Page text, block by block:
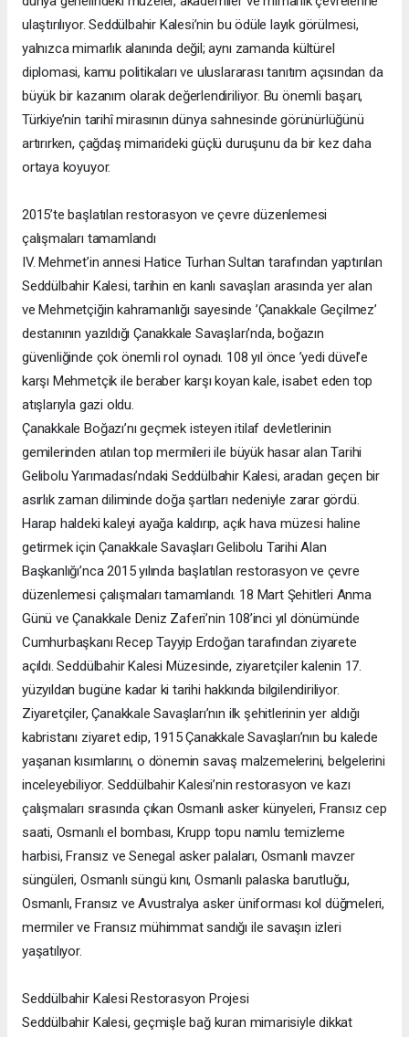
ulaştırılıyor. Seddülbahir Kalesi’nin bu ödüle layık görülmesi,
yalnızca mimarlık alanında değil; aynı zamanda kültürel
diplomasi, kamu politikaları ve uluslararası tanıtım açısından da
büyük bir kazanım olarak değerlendiriliyor. Bu önemli başarı,
Türkiye’nin tarihî mirasının dünya sahnesinde görünürlüğünü
artırırken, çağdaş mimarideki güçlü duruşunu da bir kez daha
ortaya koyuyor.
2015’te başlatılan restorasyon ve çevre düzenlemesi
çalışmaları tamamlandı
IV. Mehmet’in annesi Hatice Turhan Sultan tarafından yaptırılan
Seddülbahir Kalesi, tarihin en kanlı savaşları arasında yer alan
ve Mehmetçiğin kahramanlığı sayesinde ’Çanakkale Geçilmez’
destanının yazıldığı Çanakkale Savaşları’nda, boğazın
güvenliğinde çok önemli rol oynadı. 108 yıl önce ’yedi düvel’e
karşı Mehmetçik ile beraber karşı koyan kale, isabet eden top
atışlarıyla gazi oldu.
Çanakkale Boğazı’nı geçmek isteyen itilaf devletlerinin
gemilerinden atılan top mermileri ile büyük hasar alan Tarihi
Gelibolu Yarımadası’ndaki Seddülbahir Kalesi, aradan geçen bir
asırlık zaman diliminde doğa şartları nedeniyle zarar gördü.
Harap haldeki kaleyi ayağa kaldırıp, açık hava müzesi haline
getirmek için Çanakkale Savaşları Gelibolu Tarihi Alan
Başkanlığı’nca 2015 yılında başlatılan restorasyon ve çevre
düzenlemesi çalışmaları tamamlandı. 18 Mart Şehitleri Anma
Günü ve Çanakkale Deniz Zaferi’nin 108’inci yıl dönümünde
Cumhurbaşkanı Recep Tayyip Erdoğan tarafından ziyarete
açıldı. Seddülbahir Kalesi Müzesinde, ziyaretçiler kalenin 17.
yüzyıldan bugüne kadar ki tarihi hakkında bilgilendiriliyor.
Ziyaretçiler, Çanakkale Savaşları’nın ilk şehitlerinin yer aldığı
kabristanı ziyaret edip, 1915 Çanakkale Savaşları’nın bu kalede
yaşanan kısımlarını, o dönemin savaş malzemelerini, belgelerini
inceleyebiliyor. Seddülbahir Kalesi’nin restorasyon ve kazı
çalışmaları sırasında çıkan Osmanlı asker künyeleri, Fransız cep
saati, Osmanlı el bombası, Krupp topu namlu temizleme
harbisi, Fransız ve Senegal asker palaları, Osmanlı mavzer
süngüleri, Osmanlı süngü kını, Osmanlı palaska barutluğu,
Osmanlı, Fransız ve Avustralya asker üniforması kol düğmeleri,
mermiler ve Fransız mühimmat sandığı ile savaşın izleri
yaşatılıyor.
Seddülbahir Kalesi Restorasyon Projesi
Seddülbahir Kalesi, geçmişle bağ kuran mimarisiyle dikkat